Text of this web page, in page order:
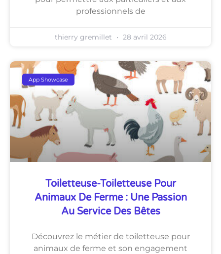
professionnels de
thierry gremillet 28 avril 2026
App Showcase
Toiletteuse-Toiletteuse Pour
Animaux De Ferme : Une Passion
Au Service Des Bêtes
Découvrez le métier de toiletteuse pour
animaux de ferme et son engagement